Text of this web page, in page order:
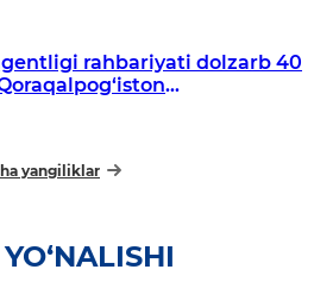
rahbariyati dolzarb 40
yangiliklar